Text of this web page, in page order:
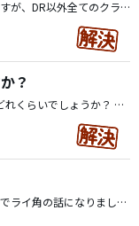
先日のゴルフで初めての経験だったのですが、DR以外全てのクラブが飛びすぎる現象が起きました。（DRは逆に飛ばなかった） 例えば140yのパー3、いつもなら8Iをちょっとカット目でピッタリなのですがその日は若干ひっかけたのですがキャリーでグリーンオーバー。打ち直しを9Iでカット目でピン少し奥。 球の高さもいつもと変わらないか少し高い位。 こんな事が毎ホールあり、結局全番手（ウェッジやパターまで）が飛びすぎ現象で残り5Hは１番手落とした位でした。おかげで95も叩いてしまいました。 何でそんな現象が起きるのでしょう？ 明後日ラウンドなんですが、持つクラブに悩みそうです・・・。 みなさんもそんな日を経験した事ありますか？ 関係ないかもしれませんが、 天候は雨上がり。 自分自身がいつもと違うのは２週間位練習に行っていない事と何故か最近無かったシャンクも３連発。あとは四十肩でいつもより痛かったくらいです笑
？
HC10位の人のパーオン率やパット数はどれくらいでしょうか？ 良くいくHC10の人はパーオンはそんなに多くないのですが、パット数が異常に少ないんです。25前後を良くみます。 今の目標にしてる人です。（数字上の話ですが） 私自身最近ショットが安定してきて、平均7〜8回のパーオンできてます。 そのHC10の方より多いくらい。 ですが、その後のパターが最悪で平均38〜40位で3パットがかなりあります。 おかげで良くても80半ば。70台とか全く見えない感じなんですよね。 やっぱり70台が出るくらいになるとパット数も減らなければ無理なんだと思っています。 家では毎日カーペットの上で1.5m位を練習してますがラウンドでは1mも外します・・。 みなさんはどうやってパター練習してますか？ 因みにみなさんのパーオン率やパット数はどれくらいなんですか？
先日フィッターさんとのゴルフ談話の中でライ角の話になりました。 正直私は一度も気にした事無かったのですが、フィッタ−さん曰く合わせた方がいいと。 ゴルフって練習場以外では平らな場所で打つことほとんど無く、クラブも長く持ったり短く持ったりと様々な状況で使います。その都度ライ角も変わってしまうのでそれなりに構えて打ちますよね。 それなのにライ角って重要ですか？ 何か私のライ角に対する考え方が違っているのでしょうか？ その話を聞いてから「ライ角」という物が気になってます（笑） みなさんは「ライ角」って調整されていますか？